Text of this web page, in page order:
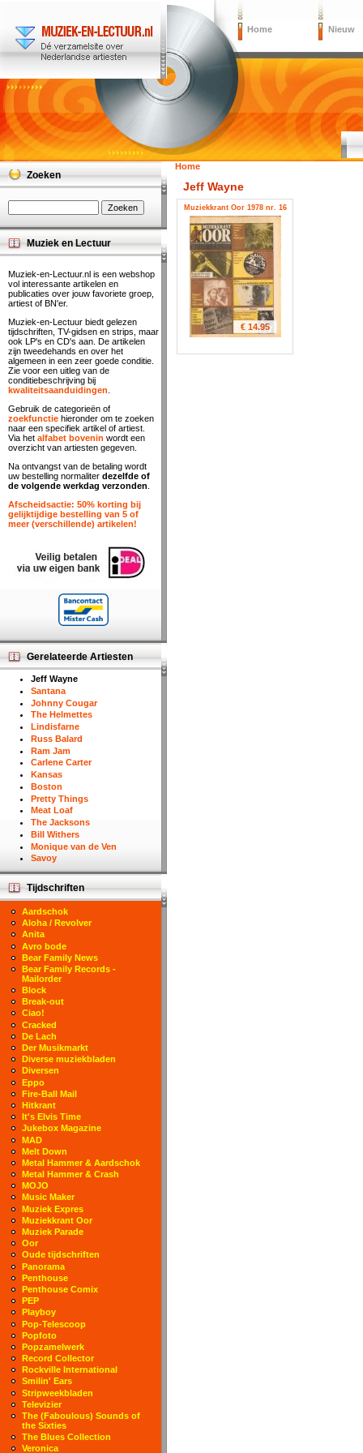
Home Nieuw
Home
Jeff Wayne
Muziekkrant Oor 1978 nr. 16
€ 14.95
Zoeken
Muziek en Lectuur
Muziek-en-Lectuur.nl is een webshop
vol interessante artikelen en
publicaties over jouw favoriete groep,
artiest of BN'er.
Muziek-en-Lectuur biedt gelezen
tijdschriften, TV-gidsen en strips, maar
ook LP's en CD's aan. De artikelen
zijn tweedehands en over het
algemeen in een zeer goede conditie.
Zie voor een uitleg van de
conditiebeschrijving bij
kwaliteitsaanduidingen
Gebruik de categorieën of
zoekfunctie hieronder om te zoeken
naar een specifiek artikel of artiest.
Via het alfabet bovenin wordt een
overzicht van artiesten gegeven.
Na ontvangst van de betaling wordt
uw bestelling normaliter dezelfde of
de volgende werkdag verzonden
Afscheidsactie: 50% korting bij
gelijktijdige bestelling van 5 of
meer (verschillende) artikelen!
Gerelateerde Artiesten
Jeff Wayne
Santana
Johnny Cougar
The Helmettes
Lindisfarne
Russ Balard
Ram Jam
Carlene Carter
Kansas
Boston
Pretty Things
Meat Loaf
The Jacksons
Bill Withers
Monique van de Ven
Savoy
Tijdschriften
Aardschok
Aloha / Revolver
Anita
Avro bode
Bear Family News
Bear Family Records -
Mailorder
Block
Break-out
Ciao!
Cracked
De Lach
Der Musikmarkt
Diverse muziekbladen
Diversen
Eppo
Fire-Ball Mail
Hitkrant
It's Elvis Time
Jukebox Magazine
MAD
Melt Down
Metal Hammer & Aardschok
Metal Hammer & Crash
MOJO
Music Maker
Muziek Expres
Muziekkrant Oor
Muziek Parade
Oor
Oude tijdschriften
Panorama
Penthouse
Penthouse Comix
PEP
Playboy
Pop-Telescoop
Popfoto
Popzamelwerk
Record Collector
Rockville International
Smilin' Ears
Stripweekbladen
Televizier
The (Faboulous) Sounds of
the Sixties
The Blues Collection
Veronica